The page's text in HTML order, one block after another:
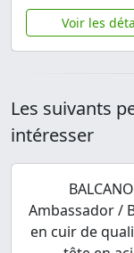
Voir les
Les suivants
intéresser
Ambassador /
en cuir de